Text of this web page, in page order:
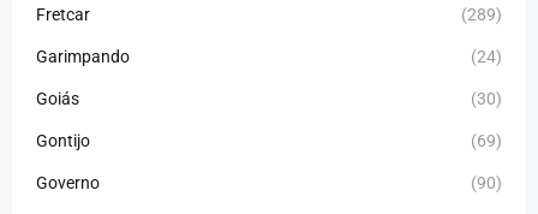
Fretcar (289)
Garimpando (24)
Goiás (30)
Gontijo (69)
Governo (90)